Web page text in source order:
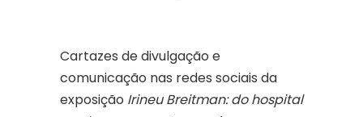
Cartazes de divulgação e
comunicação nas redes sociais da
exposição Irineu Breitman: do hospital